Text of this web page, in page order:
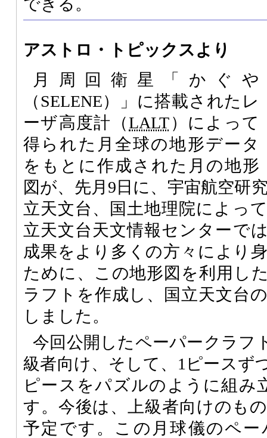
アストロ・トピックスより
月周回衛星「かぐや
（SELENE）」に搭載されたレ
ーザ高度計（LALT）によって
得られた月全球の地形データ
をもとに作成された月の地形
図が、先月9日に、宇宙航空研
立天文台、国土地理院によっ
立天文台天文情報センターで
成果をより多くの方々により
ために、この地形図を利用し
ラフトを作成し、国立天文台
しました。
今回公開したペーパークラフ
級者向け、そして、1ピースず
ピースをパズルのように組み
す。今後は、上級者向けのも
予定です。この月球儀のペ